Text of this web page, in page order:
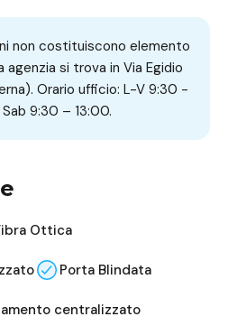
non costituiscono elemento
si trova in Via Egidio
Orario ufficio: L-V 9:30 -
9:30 – 13:00.
Ottica
Porta Blindata
centralizzato